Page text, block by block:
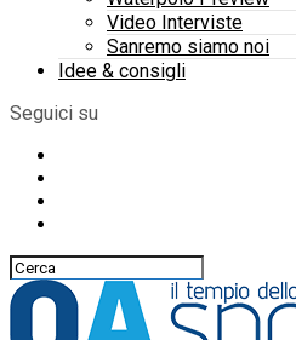
Video Interviste
Sanremo siamo noi
Idee & consigli
Seguici su